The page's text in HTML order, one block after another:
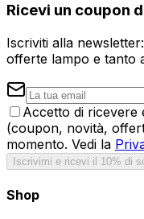
Ricevi un coupon
Iscriviti alla
offerte lampo e tanto
Accetto di ricevere
(coupon, novità,
momento. Vedi la
Iscrivimi e ricevi il 10% di
Shop